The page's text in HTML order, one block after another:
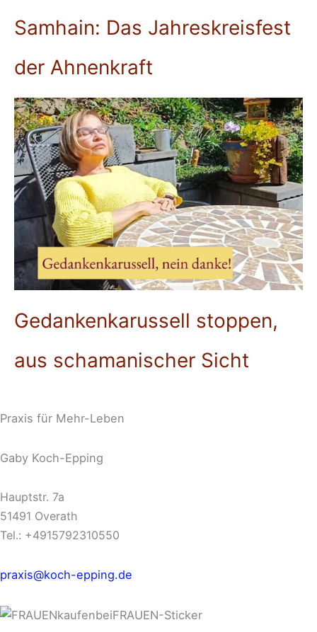
Samhain: Das Jahreskreisfest
der Ahnenkraft
Gedankenkarussell stoppen,
aus schamanischer Sicht
Praxis für Mehr-Leben
Gaby Koch-Epping
Hauptstr. 7a
51491 Overath
Tel.: +4915792310550
praxis@koch-epping.de